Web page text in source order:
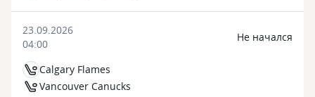
23.09.2026
04:00
Calgary Flames
Vancouver Canucks
Не начался